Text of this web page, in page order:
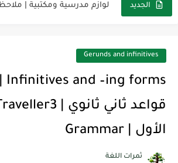
الجديد
The Winter SurpriseGerunds and infinitives
الأول | Grammar
ثمرات اللغة